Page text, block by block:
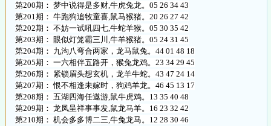
第200期： 梦中说得是多财,牛虎兔龙。05 26 34 43
第201期： 牛跑狗追牧童喜,鼠马猴猪。20 26 27 42
第202期： 不妨一试吼四七,牛蛇羊猴。05 30 35 42
第203期： 眼似灯笼霸三川,牛羊猴猪。05 24 31 45
第204期： 九沟八弯合两家，龙马鼠兔。44 01 48 18
第205期： 一六相伴五路开，猴兔龙鸡。23 34 29 45
第206期： 紧锁眉头想玄机，龙羊牛蛇。43 47 24 14
第207期： 恨不相逢未嫁时，狗鸡羊龙。46 45 13 17
第208期： 五湖四海任遨游,鼠牛虎鸡。13 35 40 48
第209期： 龙凤呈祥事事发,鼠龙马羊。16 23 32 42
第210期： 机会多多博二三,牛兔龙马。12 28 30 46